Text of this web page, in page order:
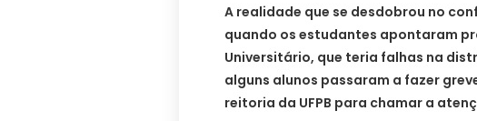
A realidade que se desdobrou no
quando os estudantes apontaram
Universitário, que teria falhas na
alguns alunos passaram a fazer
reitoria da UFPB para chamar a